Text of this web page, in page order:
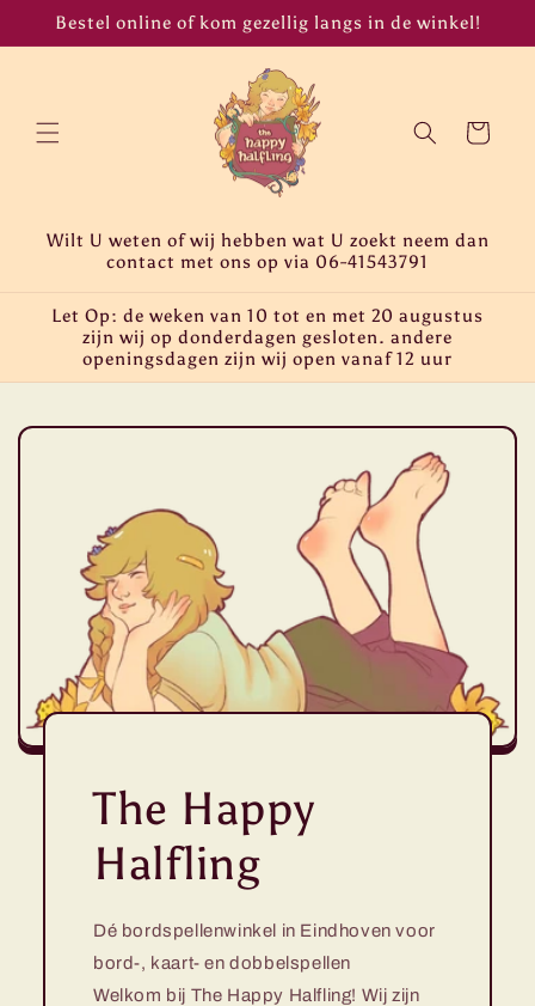
naar de
content
Bestel online of kom gezellig langs in de winkel!
Winkelwagen
Wilt U weten of wij hebben wat U zoekt neem dan
contact met ons op via 06-41543791
Let Op: de weken van 10 tot en met 20 augustus
zijn wij op donderdagen gesloten. andere
openingsdagen zijn wij open vanaf 12 uur
The Happy
Halfling
Dé bordspellenwinkel in Eindhoven voor
bord-, kaart- en dobbelspellen
Welkom bij The Happy Halfling! Wij zijn